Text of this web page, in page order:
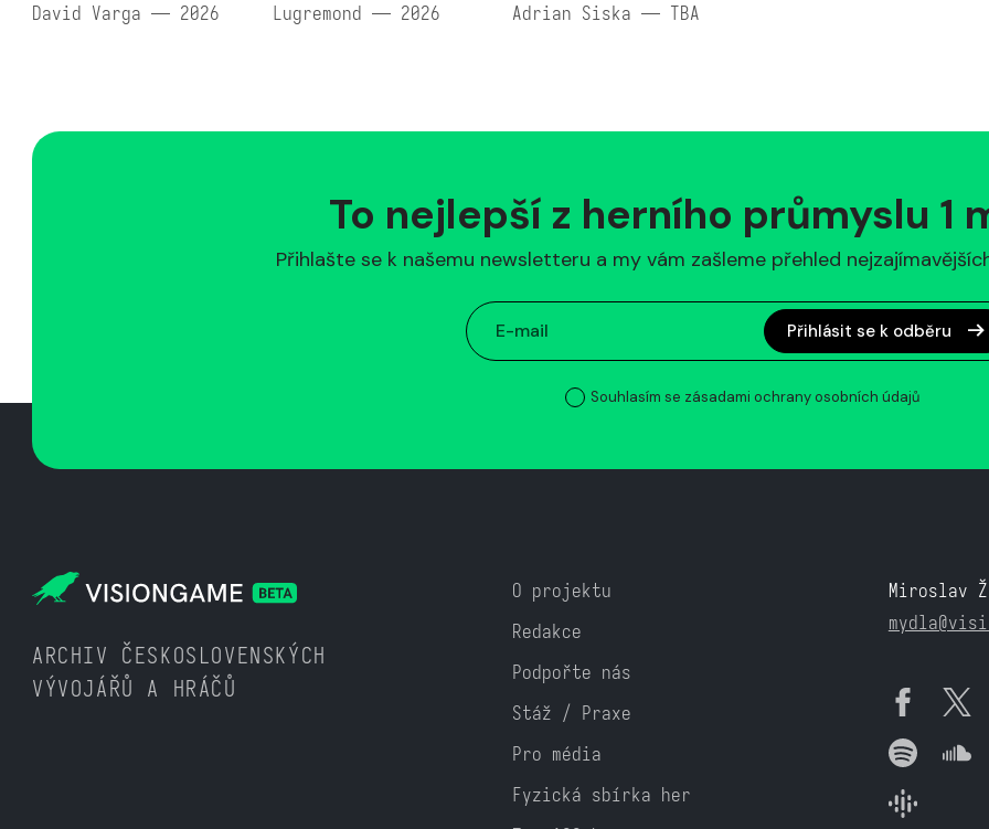
David Varga — 2026 Lugremond — 2026 Adrian Siska — TBA
To nejlepší z herního průmyslu 1
Přihlašte se k našemu newsletteru a my vám zašleme přehled
Přihlásit se k odběru
Souhlasím se zásadami ochrany osobních údajů
ARCHIV ČESKOSLOVENSKÝCH
VÝVOJÁŘŮ A HRÁČŮ
O projektu
Redakce
Podpořte nás
Stáž / Praxe
Pro média
Fyzická sbírka her
Miroslav